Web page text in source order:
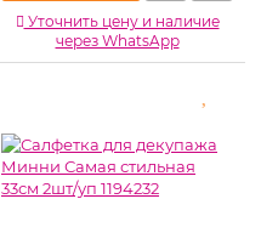
Уточнить цену и наличие
через WhatsApp